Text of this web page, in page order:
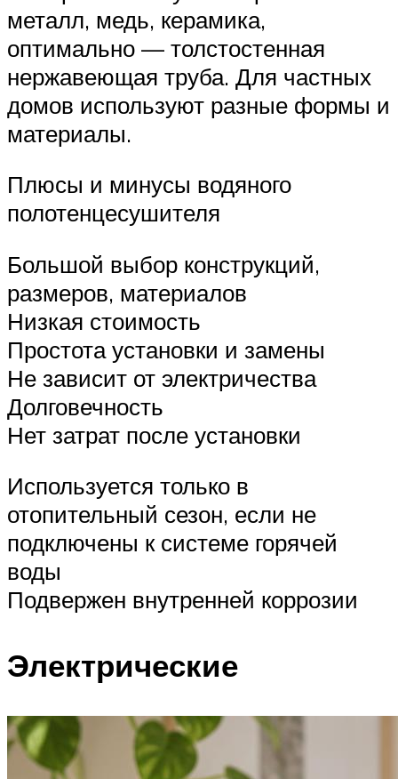
металл, медь, керамика,
оптимально — толстостенная
нержавеющая труба. Для частных
домов используют разные формы и
материалы.
Плюсы и минусы водяного
полотенцесушителя
Большой выбор конструкций,
размеров, материалов
Низкая стоимость
Простота установки и замены
Не зависит от электричества
Долговечность
Нет затрат после установки
Используется только в
отопительный сезон, если не
подключены к системе горячей
воды
Подвержен внутренней коррозии
Электрические